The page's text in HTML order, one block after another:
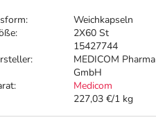
Weichkapseln
2X60 St
15427744
MEDICOM Pharma
GmbH
Medicom
227,03 €/1 kg